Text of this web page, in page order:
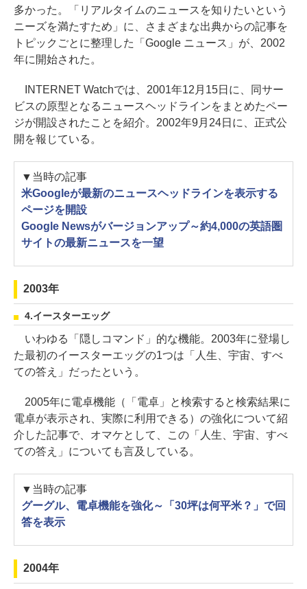
多かった。「リアルタイムのニュースを知りたいという
ニーズを満たすため」に、さまざまな出典からの記事を
トピックごとに整理した「Google ニュース」が、2002
年に開始された。
INTERNET Watchでは、2001年12月15日に、同サー
ビスの原型となるニュースヘッドラインをまとめたペー
ジが開設されたことを紹介。2002年9月24日に、正式公
開を報じている。
▼当時の記事
米Googleが最新のニュースヘッドラインを表示する
ページを開設
Google Newsがバージョンアップ～約4,000の英語圏
サイトの最新ニュースを一望
2003年
4.イースターエッグ
いわゆる「隠しコマンド」的な機能。2003年に登場し
た最初のイースターエッグの1つは「人生、宇宙、すべ
ての答え」だったという。
2005年に電卓機能（「電卓」と検索すると検索結果に
電卓が表示され、実際に利用できる）の強化について紹
介した記事で、オマケとして、この「人生、宇宙、すべ
ての答え」についても言及している。
▼当時の記事
グーグル、電卓機能を強化～「30坪は何平米？」で回
答を表示
2004年